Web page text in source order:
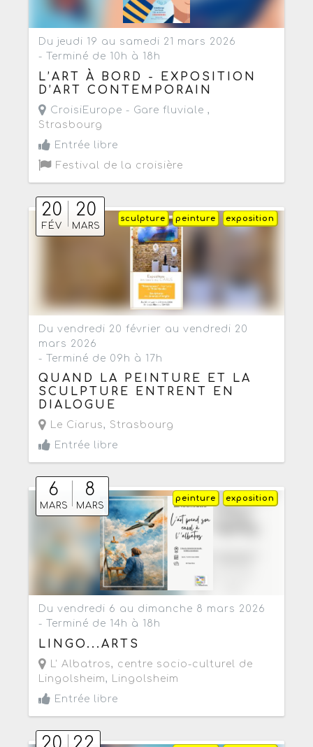
Du jeudi 19 au samedi 21 mars 2026
- Terminé de 10h à 18h
L’ART À BORD - EXPOSITION
D’ART CONTEMPORAIN
CroisiEurope - Gare fluviale ,
Strasbourg
Entrée libre
Festival de la croisière
20
FÉV
20
MARS
exposition
peinture
sculpture
Du vendredi 20 février au vendredi 20
mars 2026
- Terminé de 09h à 17h
QUAND LA PEINTURE ET LA
SCULPTURE ENTRENT EN
DIALOGUE
Le Ciarus, Strasbourg
Entrée libre
6
MARS
8
MARS
exposition
peinture
Du vendredi 6 au dimanche 8 mars 2026
- Terminé de 14h à 18h
LINGO...ARTS
L' Albatros, centre socio-culturel de
Lingolsheim,
Lingolsheim
Entrée libre